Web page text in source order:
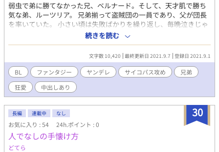
弱虫で弟に勝てなかった兄、ベルナード。そして、天才肌で勝ち
気な弟、ルーツリア。 兄弟揃って盗賊団の一員であり、父が団長
を率いていた。 小さい頃は失敗ばかりを繰り返し、毎晩泣きじゃ
くっていたベルナードにうんざりしていたルーツリア。 こんな
奴、僕の兄なんかじゃないと興味が薄れていったある日、何故か
兄が父の推薦で代理団長へと成り上がってしまう。 もちろん納得
がいかなかったルーツリアは、兄の顔など二度と見たくないと決
意し、父が他界した後、盗賊団を抜けてしまう。 文句なしの容姿
を持ったルーツリアには女の子が絶えず、盗んだ金で遊びまく
り、自分を正当評価してくれる場所を探す旅に出た。 そしてつい
にルーツリアにぴったりな場所が見つかると、兄ベルナードと再
開してしまい、囚われてしまう。 兄は弟に告げる。 「決めた。お
前の将来は俺が決める」 昔とは別人のように豹変した兄。その理
由は……？？ ☆蜜を求める牢獄のif作品です。メインを読んでな
くても読めます！ ☆既に完結しています。7話で終わります。毎日
更新
続きを読む
文字数 10,420 最終更新日 2021.9.7 登録日 2021.9.1
BL ファンタジー ヤンデレ サイコパス攻め
兄弟
狂愛
中出しあり
30
長編 連載中 なし
お気に入り : 54 24h.ポイント : 0
人でなしの手懐け方
どてら